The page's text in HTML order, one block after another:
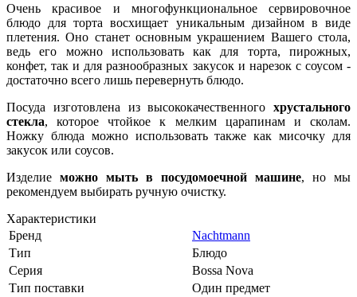
Очень красивое и многофункциональное сервировочное
блюдо для торта восхищает уникальным дизайном в виде
плетения. Оно станет основным украшением Вашего стола,
ведь его можно использовать как для торта, пирожных,
конфет, так и для разнообразных закусок и нарезок с соусом -
достаточно всего лишь перевернуть блюдо.
Посуда изготовлена из высококачественного хрустального
стекла, которое чтойкое к мелким царапинам и сколам.
Ножку блюда можно использовать также как мисочку для
закусок или соусов.
Изделие можно мыть в посудомоечной машине, но мы
рекомендуем выбирать ручную очистку.
Характеристики
Бренд
Nachtmann
Тип
Блюдо
Серия
Bossa Nova
Тип поставки
Один предмет